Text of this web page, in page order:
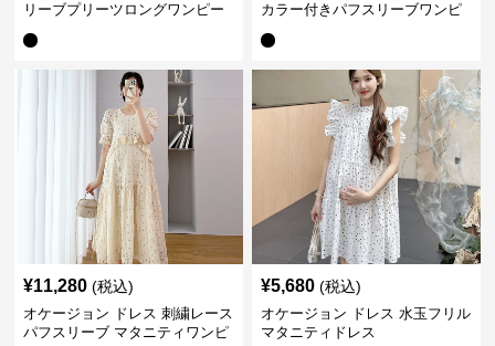
リーブプリーツロングワンピー
カラー付きパフスリーブワンピ
¥11,280 (税込)
オケージョン ドレス 刺繍レース
パフスリーブ マタニティワンピ
¥5,680 (税込)
オケージョン ドレス 水玉フリル
マタニティドレス